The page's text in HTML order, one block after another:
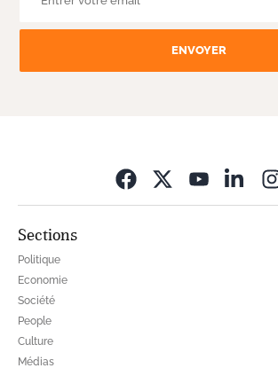
ENVOYER
Sections
Politique
Economie
Société
People
Culture
Médias